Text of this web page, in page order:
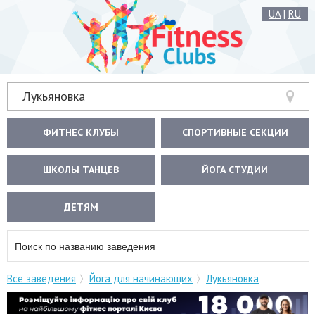
UA| RU
Лукьяновка
ФИТНЕС КЛУБЫ СПОРТИВНЫЕ СЕКЦИИ
ШКОЛЫ ТАНЦЕВ ЙОГА СТУДИИ
ДЕТЯМ
Все заведения Йога для начинающих Лукьяновка